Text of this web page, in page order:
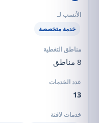
خدمة متخصصة
8 مناطق
13